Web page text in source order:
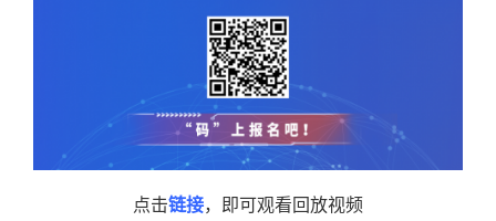
点击链接，即可观看回放视频